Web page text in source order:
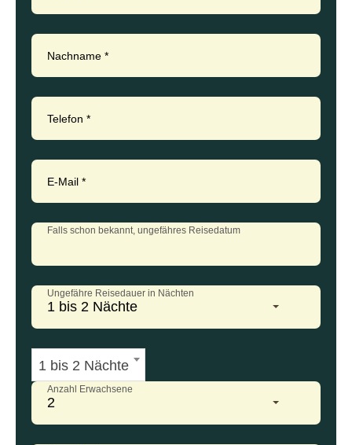
Nachname *
Telefon *
E-Mail *
Falls schon bekannt, ungefähres Reisedatum
Ungefähre Reisedauer in Nächten
1 bis 2 Nächte
1 bis 2 Nächte
Anzahl Erwachsene
2